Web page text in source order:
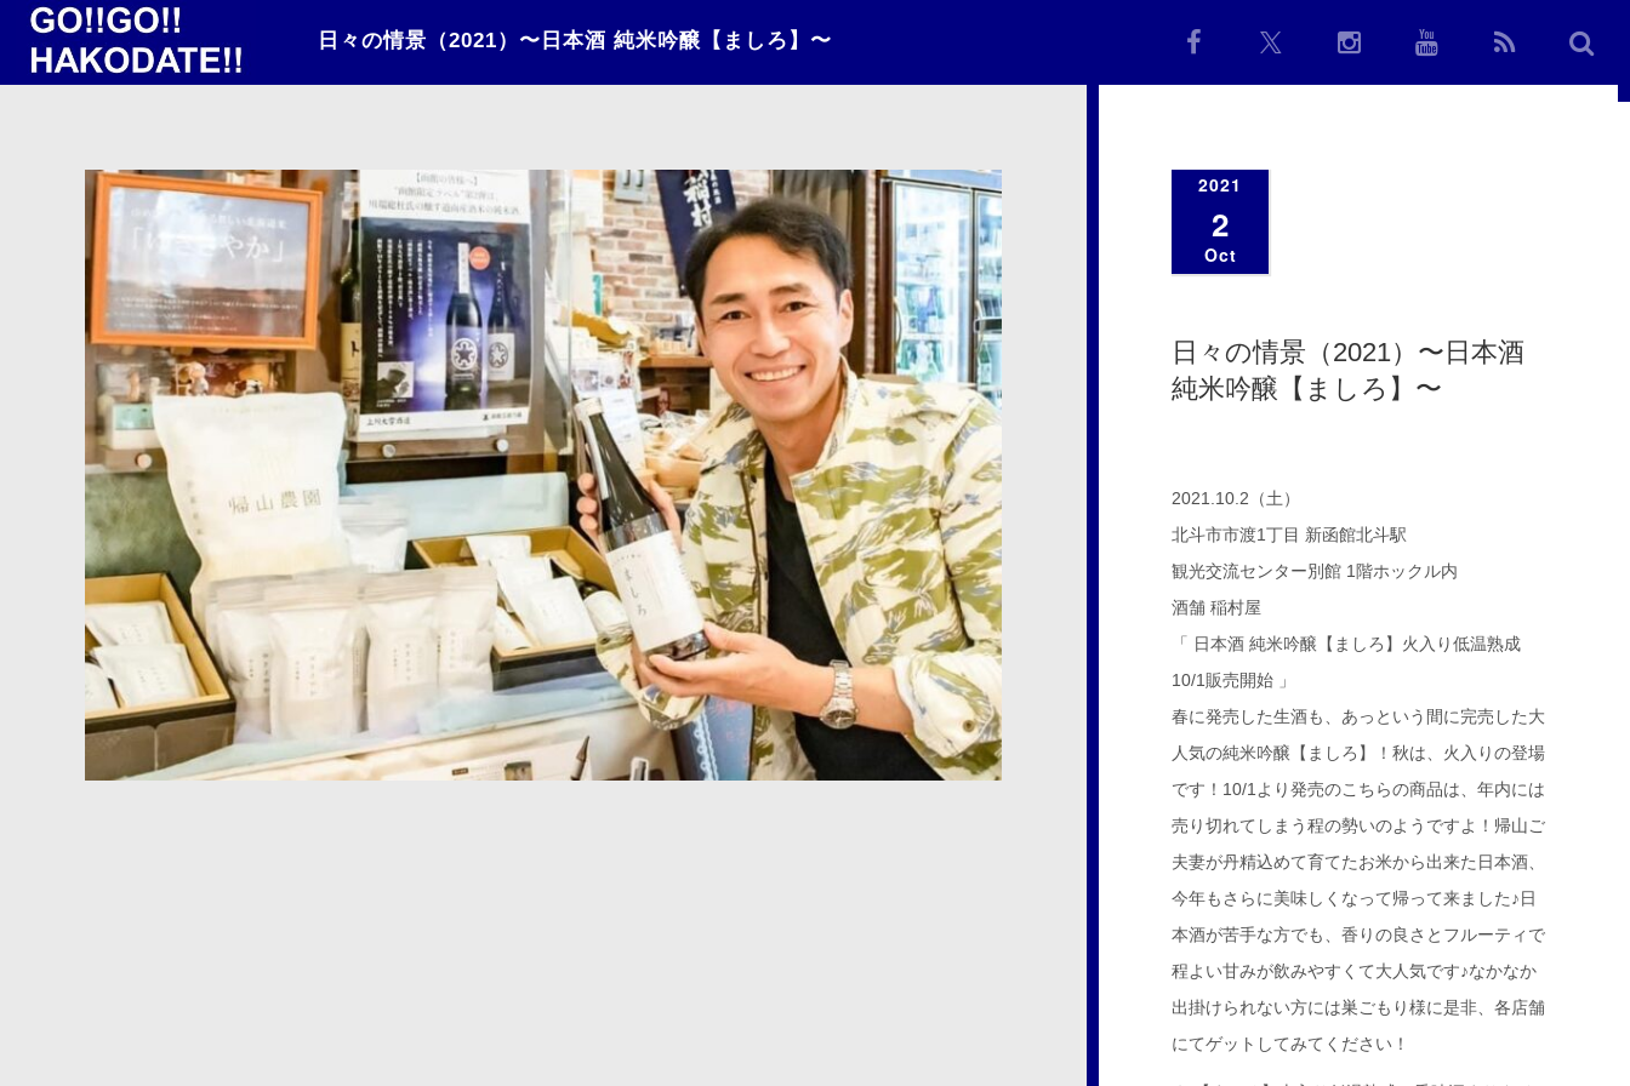
日々の情景（2021）〜日本酒 純米吟醸【ましろ】〜
2021
2
Oct
日々の情景（2021）〜日本酒
純米吟醸【ましろ】〜
2021.10.2（土）
北斗市市渡1丁目 新函館北斗駅
観光交流センター別館 1階ホックル内
酒舗 稲村屋
「 日本酒 純米吟醸【ましろ】火入り低温熟成
10/1販売開始 」
春に発売した生酒も、あっという間に完売した大
人気の純米吟醸【ましろ】！秋は、火入りの登場
です！10/1より発売のこちらの商品は、年内には
売り切れてしまう程の勢いのようですよ！帰山ご
夫妻が丹精込めて育てたお米から出来た日本酒、
今年もさらに美味しくなって帰って来ました♪日
本酒が苦手な方でも、香りの良さとフルーティで
程よい甘みが飲みやすくて大人気です♪なかなか
出掛けられない方には巣ごもり様に是非、各店舗
にてゲットしてみてください！